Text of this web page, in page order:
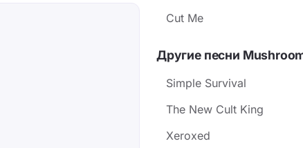
Cut Me
Другие песни
Simple Survival
The New Cult King
Xeroxed